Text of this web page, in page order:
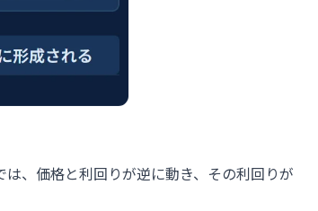
、価格と利回りが逆に動き、その利回りが